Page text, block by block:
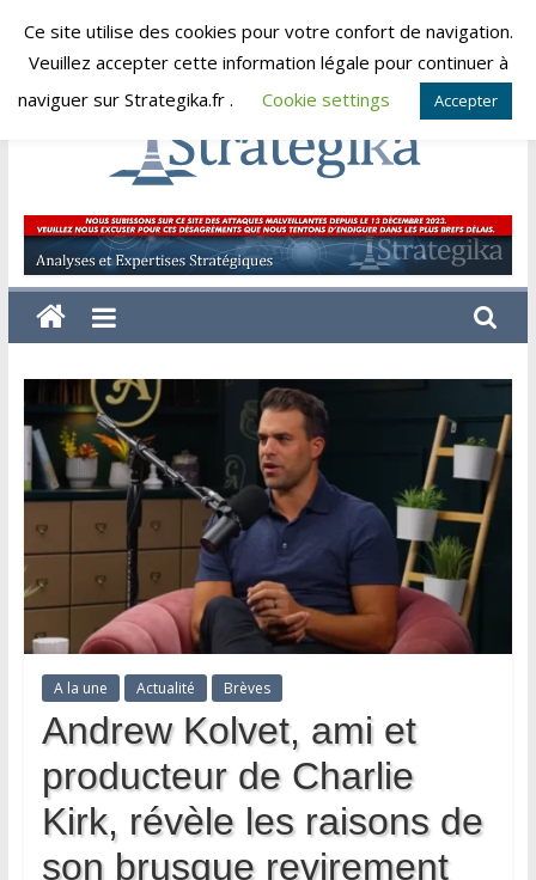
Skip
jeudi, août 6, 2026
Strategika
Expertise
et
Analyses
A la une Actualité Brèves
Andrew Kolvet, ami et
producteur de Charlie
Kirk, révèle les raisons de
son brusque revirement
Ce site utilise des cookies pour votre confort de navigation.
Veuillez accepter cette information légale pour continuer à
naviguer sur Strategika.fr .
Cookie settings Accepter